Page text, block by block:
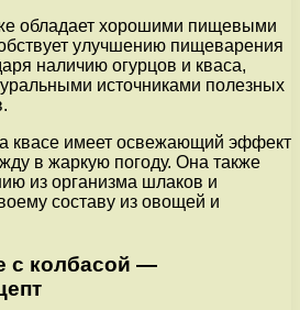
обладает хорошими пищевыми
улучшению пищеварения
наличию огурцов и кваса,
источниками полезных
квасе имеет освежающий эффект
в жаркую погоду. Она также
из организма шлаков и
составу из овощей и
с колбасой —